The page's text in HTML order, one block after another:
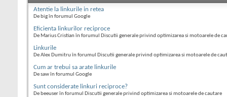
Atentie la linkurile in retea
De big în forumul Google
Eficienta linkurilor reciproce
De Marius Cristian în forumul Discutii generale privind optimizarea si motoarele de
Linkurile
De Alex Dumitru în forumul Discutii generale privind optimizarea si motoarele de
Cum ar trebui sa arate linkurile
De saw în forumul Google
Sunt considerate linkuri reciproce?
De beeuser în forumul Discutii generale privind optimizarea si motoarele de cautare